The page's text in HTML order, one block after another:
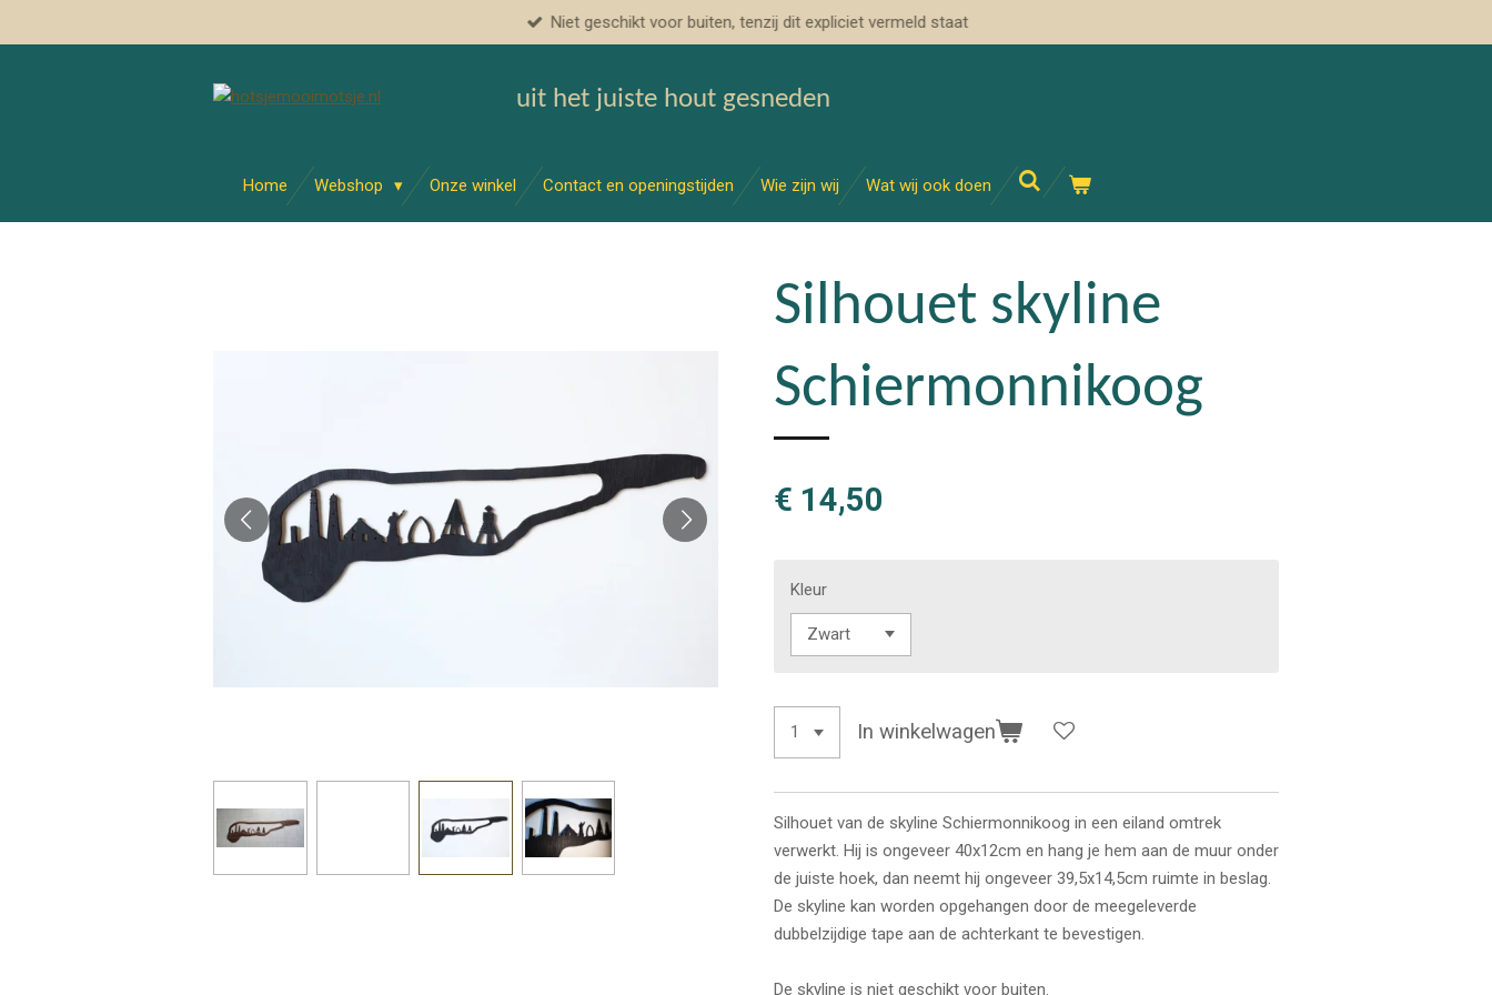
Niet geschikt voor buiten, tenzij dit expliciet vermeld staat
uit het juiste hout gesneden
Home Webshop Onze winkel Contact en openingstijden Wie zijn wij Wat wij ook doen
Silhouet skyline
Schiermonnikoog
€ 14,50
Kleur
In winkelwagen
Silhouet van de skyline Schiermonnikoog in een eiland omtrek
verwerkt. Hij is ongeveer 40x12cm en hang je hem aan de muur onder
de juiste hoek, dan neemt hij ongeveer 39,5x14,5cm ruimte in beslag.
De skyline kan worden opgehangen door de meegeleverde
dubbelzijdige tape aan de achterkant te bevestigen.
De skyline is niet geschikt voor buiten.